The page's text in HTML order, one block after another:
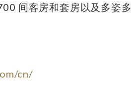
间客房和套房以及多姿多
cn/